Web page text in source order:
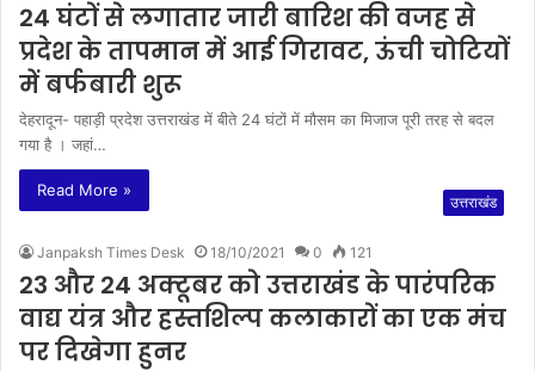
24 घंटों से लगातार जारी बारिश की वजह से
प्रदेश के तापमान में आई गिरावट, ऊंची चोटियों
में बर्फबारी शुरू
देहरादून- पहाड़ी प्रदेश उत्तराखंड में बीते 24 घंटों में मौसम का मिजाज पूरी तरह से बदल
गया है । जहां…
Read More »
उत्तराखंड
Janpaksh Times Desk 18/10/2021 0 121
23 और 24 अक्टूबर को उत्तराखंड के पारंपरिक
वाद्य यंत्र और हस्तशिल्प कलाकारों का एक मंच
पर दिखेगा हुनर